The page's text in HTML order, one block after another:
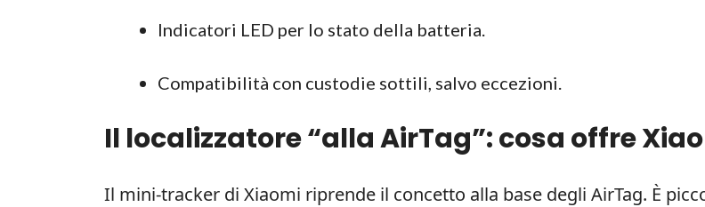
Indicatori LED per lo stato della batteria.
Compatibilità con custodie sottili, salvo eccezioni.
Il localizzatore “alla AirTag”: cosa offre
Il mini-tracker di Xiaomi riprende il concetto alla base degli AirTag. È